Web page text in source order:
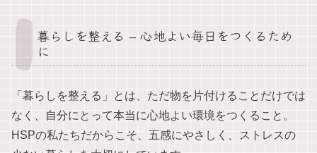
暮らしを整える – 心地よい毎日をつくるため
に
「暮らしを整える」とは、ただ物を片付けることだけでは
なく、自分にとって本当に心地よい環境をつくること。
HSPの私たちだからこそ、五感にやさしく、ストレスの